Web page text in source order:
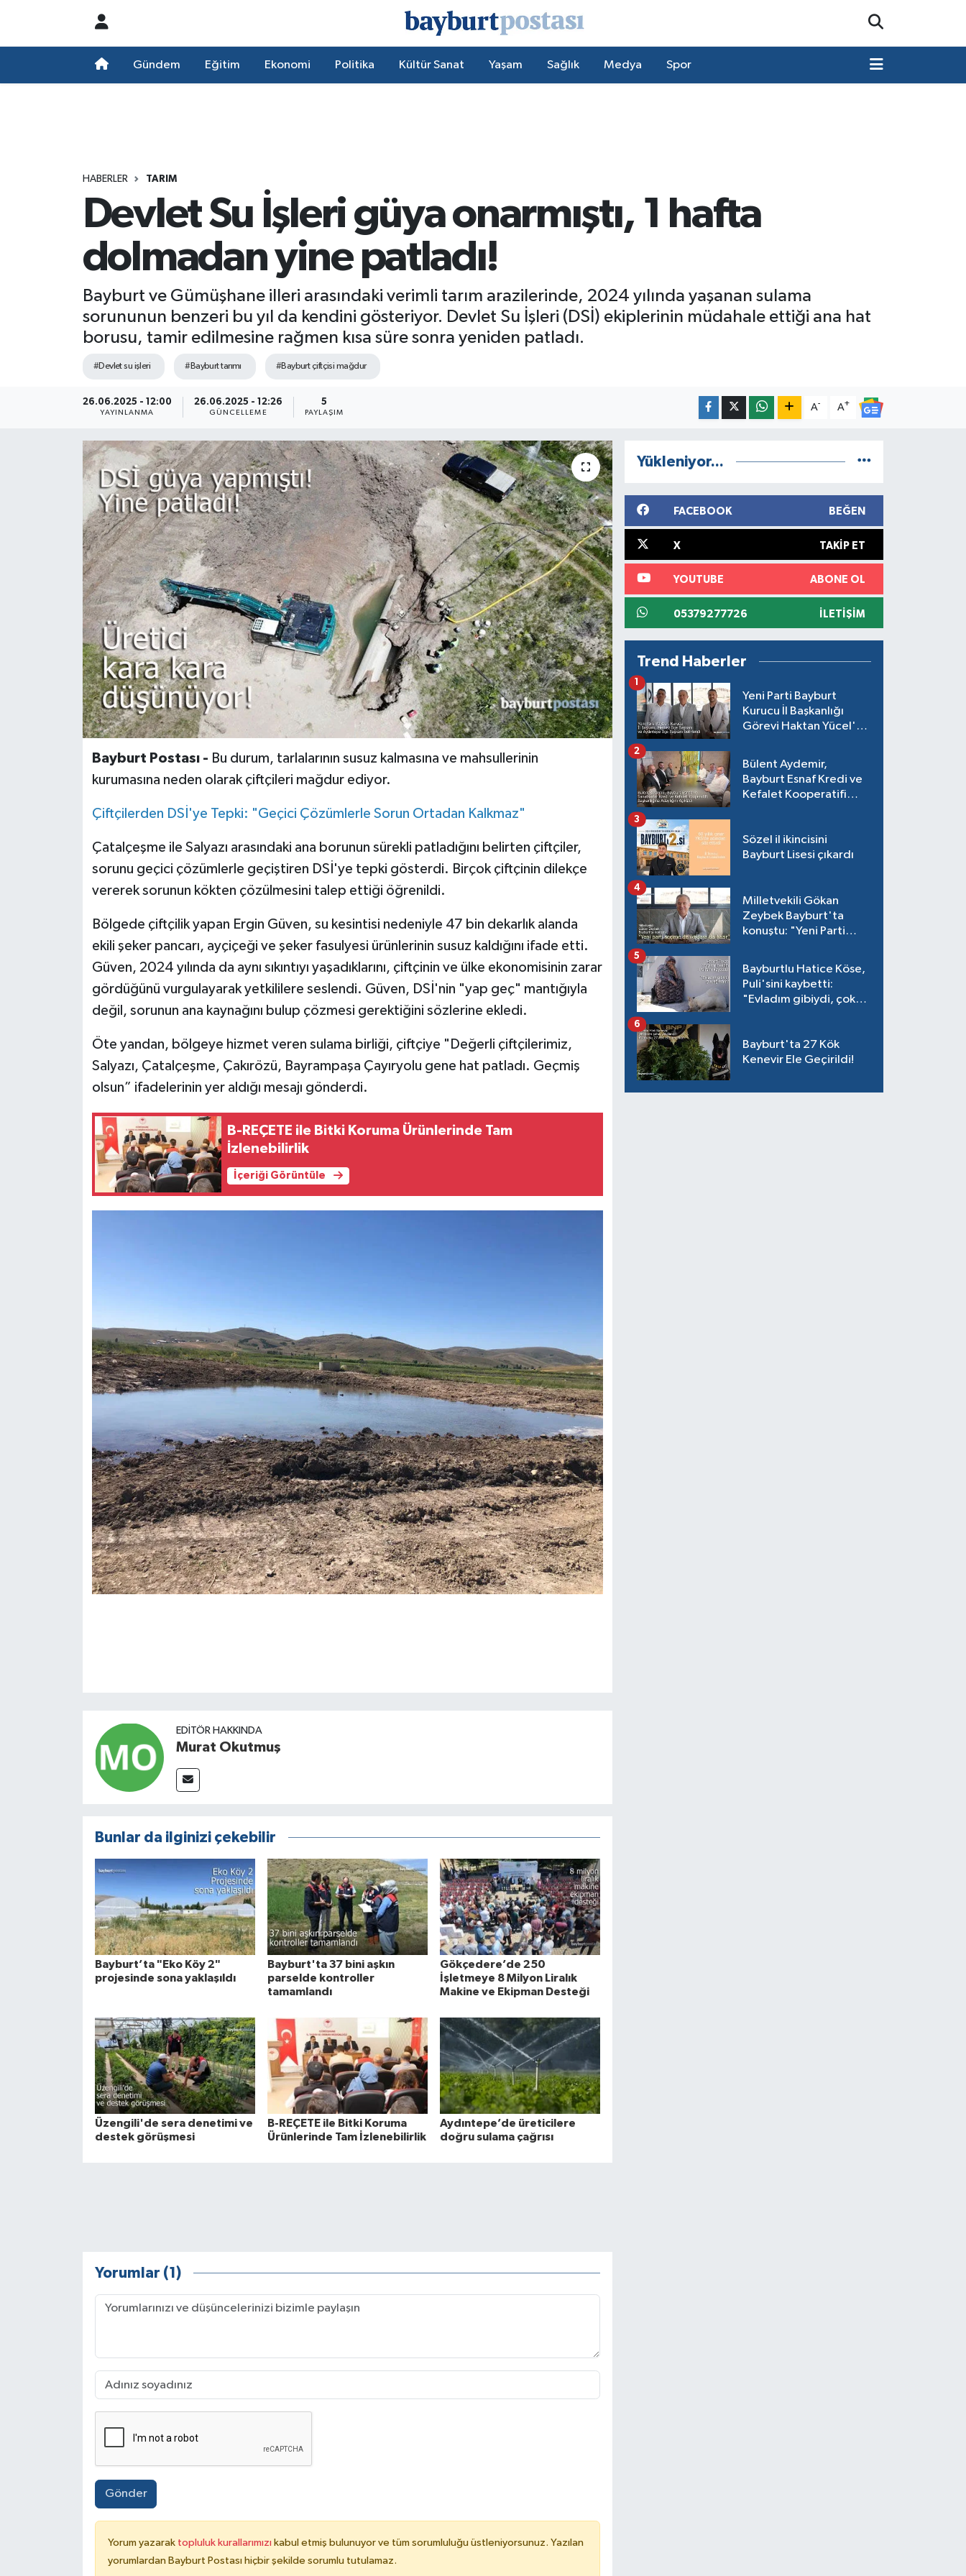
Gündem Eğitim Ekonomi Politika Kültür Sanat Yaşam Sağlık Medya Spor
HABERLER TARIM
Devlet Su İşleri güya onarmıştı, 1 hafta
dolmadan yine patladı!
Bayburt ve Gümüşhane illeri arasındaki verimli tarım arazilerinde, 2024 yılında yaşanan sulama
sorununun benzeri bu yıl da kendini gösteriyor. Devlet Su İşleri (DSİ) ekiplerinin müdahale ettiği ana hat
borusu, tamir edilmesine rağmen kısa süre sonra yeniden patladı.
#Devlet su işleri #Bayburt tarımı #Bayburt çiftçisi mağdur
26.06.2025 - 12:00
YAYINLANMA
26.06.2025 - 12:26
GÜNCELLEME
5
PAYLAŞIM
A- A+
Bayburt Postası - Bu durum, tarlalarının susuz kalmasına ve mahsullerinin
kurumasına neden olarak çiftçileri mağdur ediyor.
Çiftçilerden DSİ'ye Tepki: "Geçici Çözümlerle Sorun Ortadan Kalkmaz"
Çatalçeşme ile Salyazı arasındaki ana borunun sürekli patladığını belirten çiftçiler,
sorunu geçici çözümlerle geçiştiren DSİ'ye tepki gösterdi. Birçok çiftçinin dilekçe
vererek sorunun kökten çözülmesini talep ettiği öğrenildi.
Bölgede çiftçilik yapan Ergin Güven, su kesintisi nedeniyle 47 bin dekarlık alanda
ekili şeker pancarı, ayçiçeği ve şeker fasulyesi ürünlerinin susuz kaldığını ifade etti.
Güven, 2024 yılında da aynı sıkıntıyı yaşadıklarını, çiftçinin ve ülke ekonomisinin zarar
gördüğünü vurgulayarak yetkililere seslendi. Güven, DSİ'nin "yap geç" mantığıyla
değil, sorunun ana kaynağını bulup çözmesi gerektiğini sözlerine ekledi.
Öte yandan, bölgeye hizmet veren sulama birliği, çiftçiye "Değerli çiftçilerimiz,
Salyazı, Çatalçeşme, Çakırözü, Bayrampaşa Çayıryolu gene hat patladı. Geçmiş
olsun” ifadelerinin yer aldığı mesajı gönderdi.
B-REÇETE ile Bitki Koruma Ürünlerinde Tam
İzlenebilirlik
İçeriği Görüntüle
EDITÖR HAKKINDA
Murat Okutmuş
Bunlar da ilginizi çekebilir
Bayburt’ta "Eko Köy 2"
projesinde sona yaklaşıldı
Bayburt'ta 37 bini aşkın
parselde kontroller
tamamlandı
Gökçedere’de 250
İşletmeye 8 Milyon Liralık
Makine ve Ekipman Desteği
Üzengili'de sera denetimi ve
destek görüşmesi
B-REÇETE ile Bitki Koruma
Ürünlerinde Tam İzlenebilirlik
Aydıntepe’de üreticilere
doğru sulama çağrısı
Yorumlar (1)
Gönder
Yorum yazarak topluluk kurallarımızı kabul etmiş bulunuyor ve tüm sorumluluğu üstleniyorsunuz. Yazılan
yorumlardan Bayburt Postası hiçbir şekilde sorumlu tutulamaz.
Yükleniyor...
FACEBOOK BEĞEN
X TAKIP ET
YOUTUBE ABONE OL
05379277726 İLETIŞIM
Trend Haberler
Yeni Parti Bayburt
Kurucu İl Başkanlığı
Görevi Haktan Yücel'e
Bülent Aydemir,
Bayburt Esnaf Kredi ve
Kefalet Kooperatifi
2
Sözel il ikincisini
Bayburt Lisesi çıkardı
3
Milletvekili Gökan
Zeybek Bayburt'ta
konuştu: "Yeni Parti
4
Bayburtlu Hatice Köse,
Puli'sini kaybetti:
"Evladım gibiydi, çok
5
Bayburt'ta 27 Kök
Kenevir Ele Geçirildi!
6
Süper Lig Puan Durumu ve Fikstür
Son Dakika Haberleri
Haber Arşivi